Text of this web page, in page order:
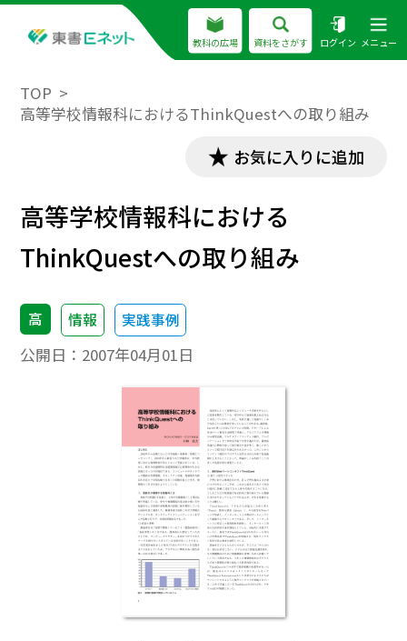
教科の広場 資料をさがす ログイン メニュー
TOP
高等学校情報科におけるThinkQuestへの取り組み
お気に入りに追加
高等学校情報科における
ThinkQuestへの取り組み
高 情報 実践事例
公開日： 2007年04月01日